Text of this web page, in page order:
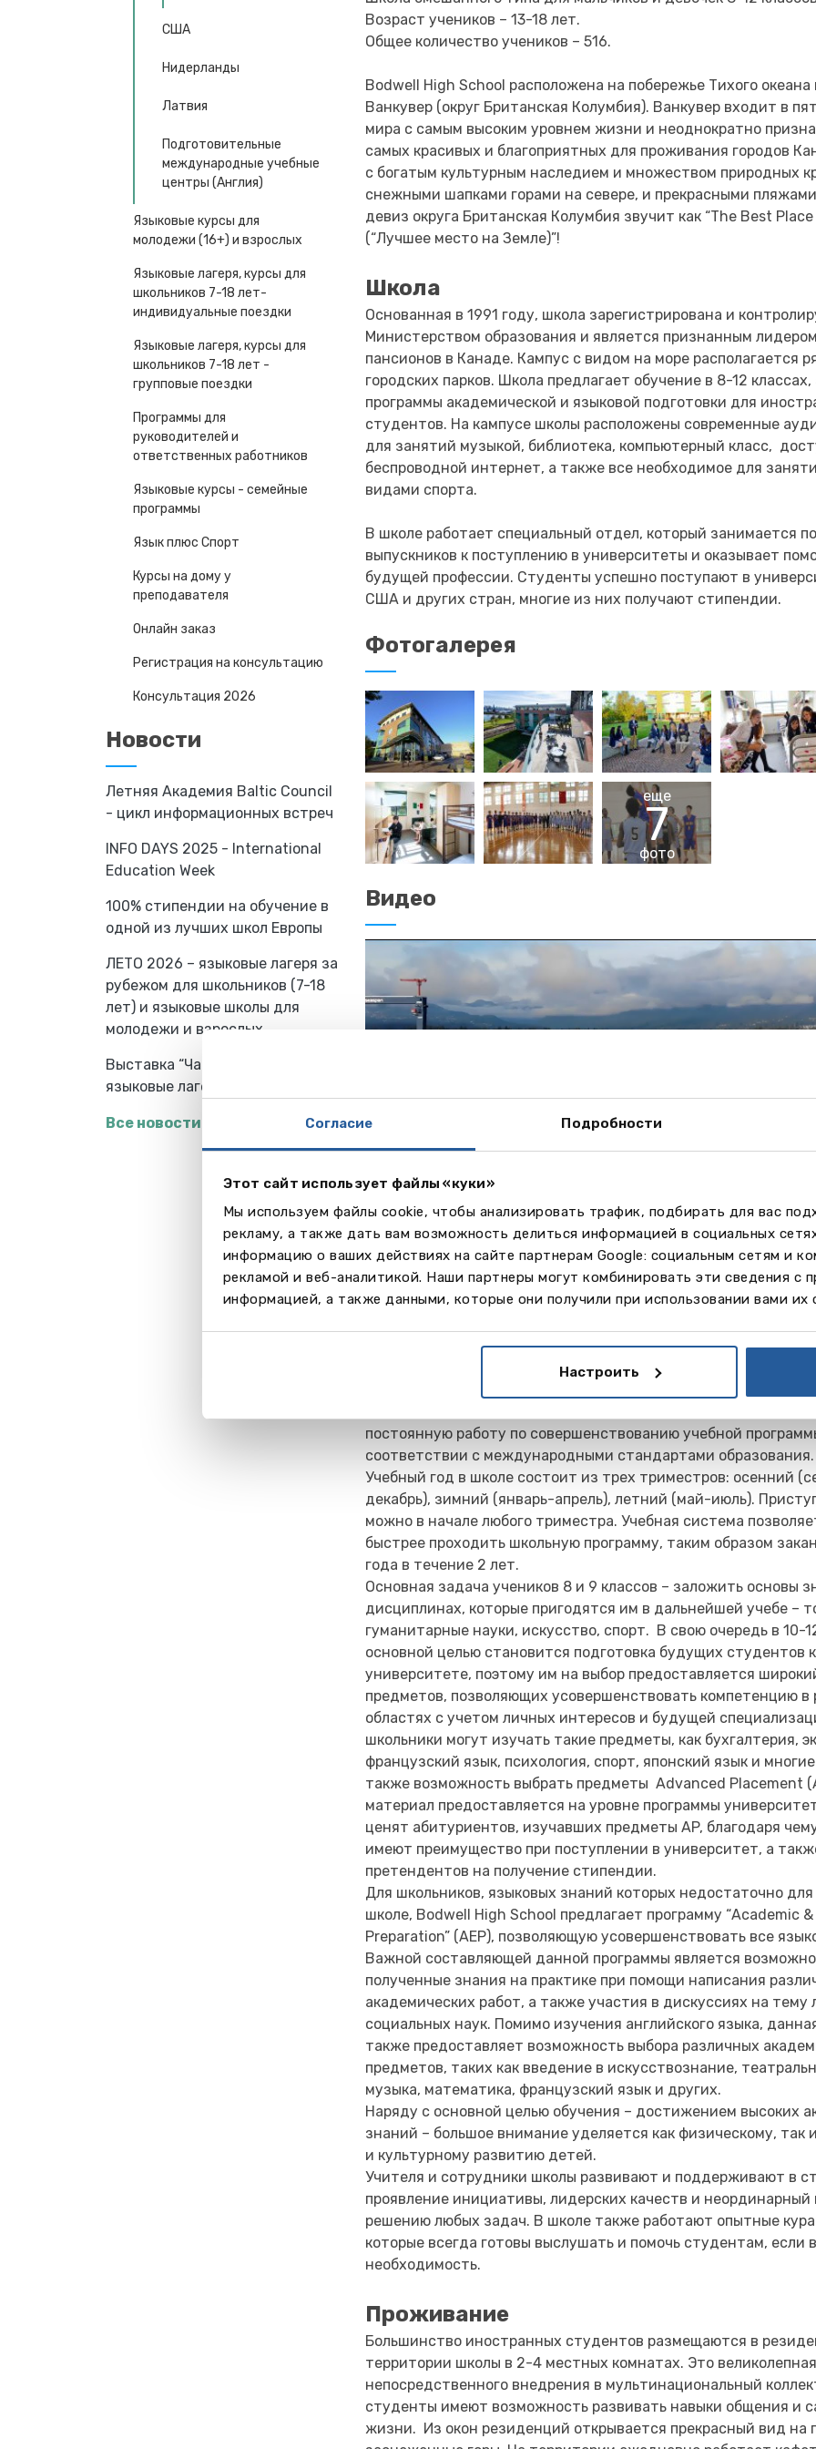
Согласие Подробности
Этот сайт использует файлы «куки»
Мы используем файлы cookie, чтобы анализировать трафик, подбирать для вас
рекламу, а также дать вам возможность делиться информацией в социальных
информацию о ваших действиях на сайте партнерам Google: социальным сетям и
рекламой и веб-аналитикой. Наши партнеры могут комбинировать эти сведения с
информацией, а также данными, которые они получили при использовании вами их
Настроить
США
Нидерланды
Латвия
Подготовительные
международные учебные
центры (Англия)
Языковые курсы для
молодежи (16+) и взрослых
Языковые лагеря, курсы для
школьников 7-18 лет-
индивидуальные поездки
Языковые лагеря, курсы для
школьников 7-18 лет -
групповые поездки
Программы для
руководителей и
ответственных работников
Языковые курсы - семейные
программы
Язык плюс Спорт
Курсы на дому у
преподавателя
Онлайн заказ
Регистрация на консультацию
Консультация 2026
Новости
Летняя Академия Baltic Council
- цикл информационных встреч
INFO DAYS 2025 - International
Education Week
100% стипендии на обучение в
одной из лучших школ Европы
ЛЕТО 2026 – языковые лагеря за
рубежом для школьников (7-18
лет) и языковые школы для
молодежи и взрослых
Выставка “Частные школы и
языковые лагеря за рубежом”
Все новости
Возраст учеников – 13-18 лет.
Общее количество учеников – 516.
Bodwell High School расположена на побережье Тихого океана
Ванкувер (округ Британская Колумбия). Ванкувер входит в
мира с самым высоким уровнем жизни и неоднократно
самых красивых и благоприятных для проживания городов
с богатым культурным наследием и множеством природных
снежными шапками горами на севере, и прекрасными
девиз округа Британская Колумбия звучит как “The Best Place
(“Лучшее место на Земле)”!
Школа
Основанная в 1991 году, школа зарегистрирована и
Министерством образования и является признанным
пансионов в Канаде. Кампус с видом на море располагается
городских парков. Школа предлагает обучение в 8-12
программы академической и языковой подготовки для
студентов. На кампусе школы расположены современные
для занятий музыкой, библиотека, компьютерный класс,
беспроводной интернет, а также все необходимое для
видами спорта.
В школе работает специальный отдел, который занимается
выпускников к поступлению в университеты и оказывает
будущей профессии. Студенты успешно поступают в
США и других стран, многие из них получают стипендии.
Фотогалерея
еще
7
фото
Видео
Учебная программа
министерством образования округа Британская Колумбия.
разнообразная и сбалансированная учебная программа
постоянную работу по совершенствованию учебной
соответствии с международными стандартами образования.
Учебный год в школе состоит из трех триместров: осенний
декабрь), зимний (январь-апрель), летний (май-июль).
можно в начале любого триместра. Учебная система
быстрее проходить школьную программу, таким образом
года в течение 2 лет.
Основная задача учеников 8 и 9 классов – заложить основы
дисциплинах, которые пригодятся им в дальнейшей учебе –
гуманитарные науки, искусство, спорт. В свою очередь в 10-
основной целью становится подготовка будущих студентов
университете, поэтому им на выбор предоставляется
предметов, позволяющих усовершенствовать компетенцию в
областях с учетом личных интересов и будущей
школьники могут изучать такие предметы, как бухгалтерия,
французский язык, психология, спорт, японский язык и
также возможность выбрать предметы Advanced Placement
материал предоставляется на уровне программы
ценят абитуриентов, изучавших предметы AP, благодаря
имеют преимущество при поступлении в университет, а
претендентов на получение стипендии.
Для школьников, языковых знаний которых недостаточно для
школе, Bodwell High School предлагает программу “Academic
Preparation” (AEP), позволяющую усовершенствовать все
Важной составляющей данной программы является
полученные знания на практике при помощи написания
академических работ, а также участия в дискуссиях на тему
социальных наук. Помимо изучения английского языка,
также предоставляет возможность выбора различных
предметов, таких как введение в искусствознание,
музыка, математика, французский язык и других.
Наряду с основной целью обучения – достижением высоких
знаний – большое внимание уделяется как физическому, так
и культурному развитию детей.
Учителя и сотрудники школы развивают и поддерживают в
проявление инициативы, лидерских качеств и неординарный
решению любых задач. В школе также работают опытные
которые всегда готовы выслушать и помочь студентам, если
необходимость.
Проживание
Большинство иностранных студентов размещаются в
территории школы в 2-4 местных комнатах. Это
непосредственного внедрения в мультинациональный
студенты имеют возможность развивать навыки общения и
жизни. Из окон резиденций открывается прекрасный вид на